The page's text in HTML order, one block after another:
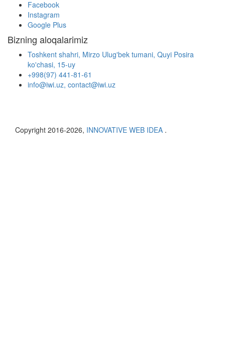
Facebook
Instagram
Google Plus
Bizning aloqalarimiz
Toshkent shahri, Mirzo Ulug'bek tumani, Quyi Posira
ko'chasi, 15-uy
+998(97) 441-81-61
info@iwi.uz, contact@iwi.uz
Copyright 2016-2026, INNOVATIVE WEB IDEA .